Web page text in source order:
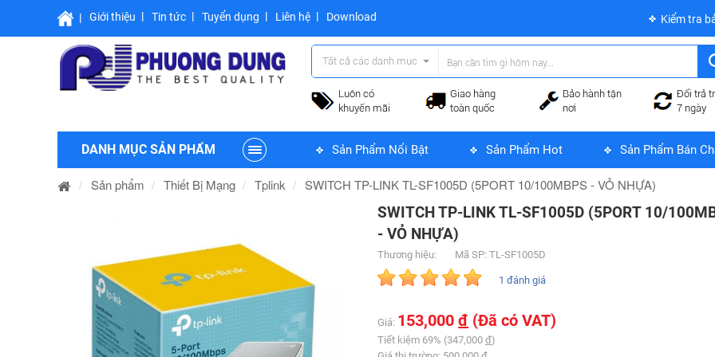
Giới thiệu Tin tức Tuyển dụng Liên hệ Download Kiểm tra
Tất cả các danh mục
Luôn có
khuyến mãi
Giao hàng
toàn quốc
Bảo hành tận
nơi
Đổi trả
7 ngày
DANH MỤC SẢN PHẨM Sản Phẩm Nổi Bật Sản Phẩm Hot Sản Phẩm Bán
Sản phẩm Thiết Bị Mạng Tplink SWITCH TP-LINK TL-SF1005D (5PORT 10/100MBPS - VỎ NHỰA)
SWITCH TP-LINK TL-SF1005D (5PORT 10/
- VỎ NHỰA)
Thương hiệu: Mã SP: TL-SF1005D
1 đánh giá
Giá: 153,000đ (Đã có VAT)
Tiết kiệm 69% (347,000đ)